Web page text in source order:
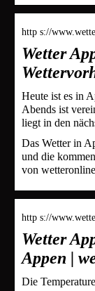
http s://
Wetter
Heute ist es in
Abends ist
liegt in den
Das Wetter in
und die
von
http s://
Wetter
Appen |
Die